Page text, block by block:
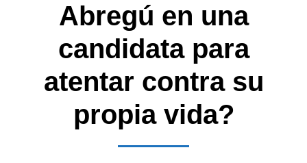
Abregú en una
candidata para
atentar contra su
propia vida?